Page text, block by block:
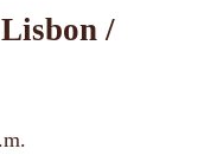
/